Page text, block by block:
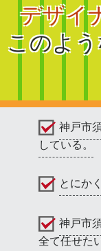
デザイ
このよ
神戸市
している。
とにか
神戸市
全て任せたい